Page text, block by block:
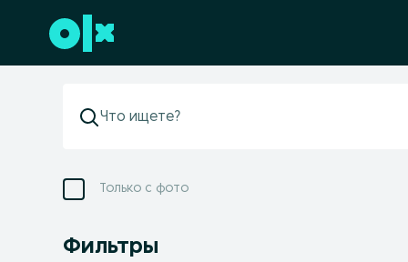
Перейти к нижнему колонтитулу
Только с фото
Фильтры